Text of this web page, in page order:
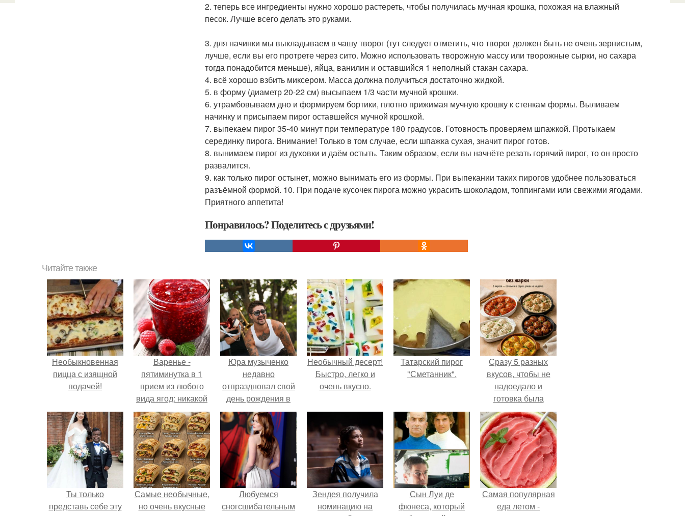
2. теперь все ингредиенты нужно хорошо растереть, чтобы получилась мучная крошка, похожая на влажный
песок. Лучше всего делать это руками.
3. для начинки мы выкладываем в чашу творог (тут следует отметить, что творог должен быть не очень зернистым,
лучше, если вы его протрете через сито. Можно использовать творожную массу или творожные сырки, но сахара
тогда понадобится меньше), яйца, ванилин и оставшийся 1 неполный стакан сахара.
4. всё хорошо взбить миксером. Масса должна получиться достаточно жидкой.
5. в форму (диаметр 20-22 см) высыпаем 1/3 части мучной крошки.
6. утрамбовываем дно и формируем бортики, плотно прижимая мучную крошку к стенкам формы. Выливаем
начинку и присыпаем пирог оставшейся мучной крошкой.
7. выпекаем пирог 35-40 минут при температуре 180 градусов. Готовность проверяем шпажкой. Протыкаем
серединку пирога. Внимание! Только в том случае, если шпажка сухая, значит пирог готов.
8. вынимаем пирог из духовки и даём остыть. Таким образом, если вы начнёте резать горячий пирог, то он просто
развалится.
9. как только пирог остынет, можно вынимать его из формы. При выпекании таких пирогов удобнее пользоваться
разъёмной формой. 10. При подаче кусочек пирога можно украсить шоколадом, топпингами или свежими ягодами.
Приятного аппетита!
Понравилось? Поделитесь с друзьями!
Читайте также
Необыкновенная
пицца с изящной
подачей!
Варенье -
пятиминутка в 1
прием из любого
вида ягод: никакой
длительной варки,
все витамины на
месте!
Юра музыченко
недавно
отпраздновал свой
день рождения в
кругу самых
близких и родных
людей.
Необычный десерт!
Быстро, легко и
очень вкусно.
Татарский пирог
"Сметанник".
Сразу 5 разных
вкусов, чтобы не
надоедало и
готовка была
проще.
Ты только
представь себе эту
Самые необычные,
но очень вкусные
Любуемся
сногсшибательным
Зендея получила
номинацию на
Сын Луи де
фюнеса, который
Самая популярная
еда летом -